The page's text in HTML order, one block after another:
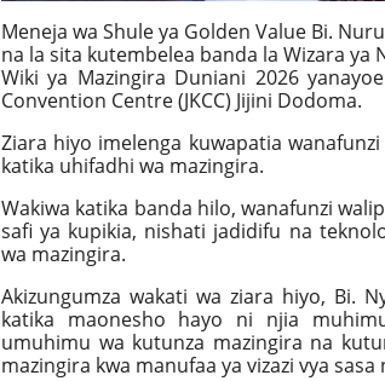
Meneja wa Shule ya Golden Value Bi.
na la sita kutembelea banda la Wizara ya
Wiki ya Mazingira Duniani 2026
Convention Centre (JKCC) Jijini Dodoma.
Ziara hiyo imelenga kuwapatia
katika uhifadhi wa mazingira.
Wakiwa katika banda hilo, wanafunzi
safi ya kupikia, nishati jadidifu na
wa mazingira.
Akizungumza wakati wa ziara hiyo, Bi.
katika maonesho hayo ni njia
umuhimu wa kutunza mazingira na
mazingira kwa manufaa ya vizazi vya sasa